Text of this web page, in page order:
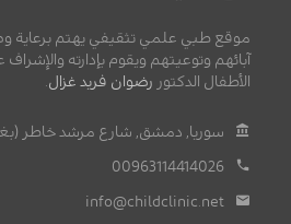
موقع طبي علمي تثقيفي يهتم برعاية
آبائهم وتوعيتهم ويقوم بإدارته
الأطفال الدكتور رضوان فريد غزال
سوريا, دمشق, شارع مرشد خاطر
00963114414026
info@childclinic.net